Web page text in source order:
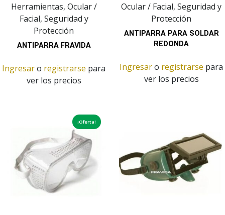
Herramientas, Ocular /
Facial, Seguridad y
Protección
ANTIPARRA FRAVIDA
Ingresaro registrarse para
ver los precios
Ocular / Facial, Seguridad y
Protección
ANTIPARRA PARA SOLDAR
REDONDA
Ingresaro registrarse para
ver los precios
¡Oferta!